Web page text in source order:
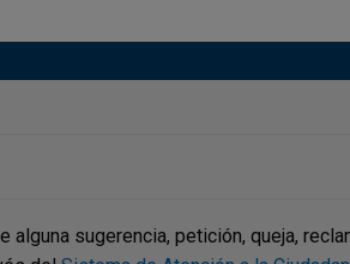
sugerencia, petición, queja,